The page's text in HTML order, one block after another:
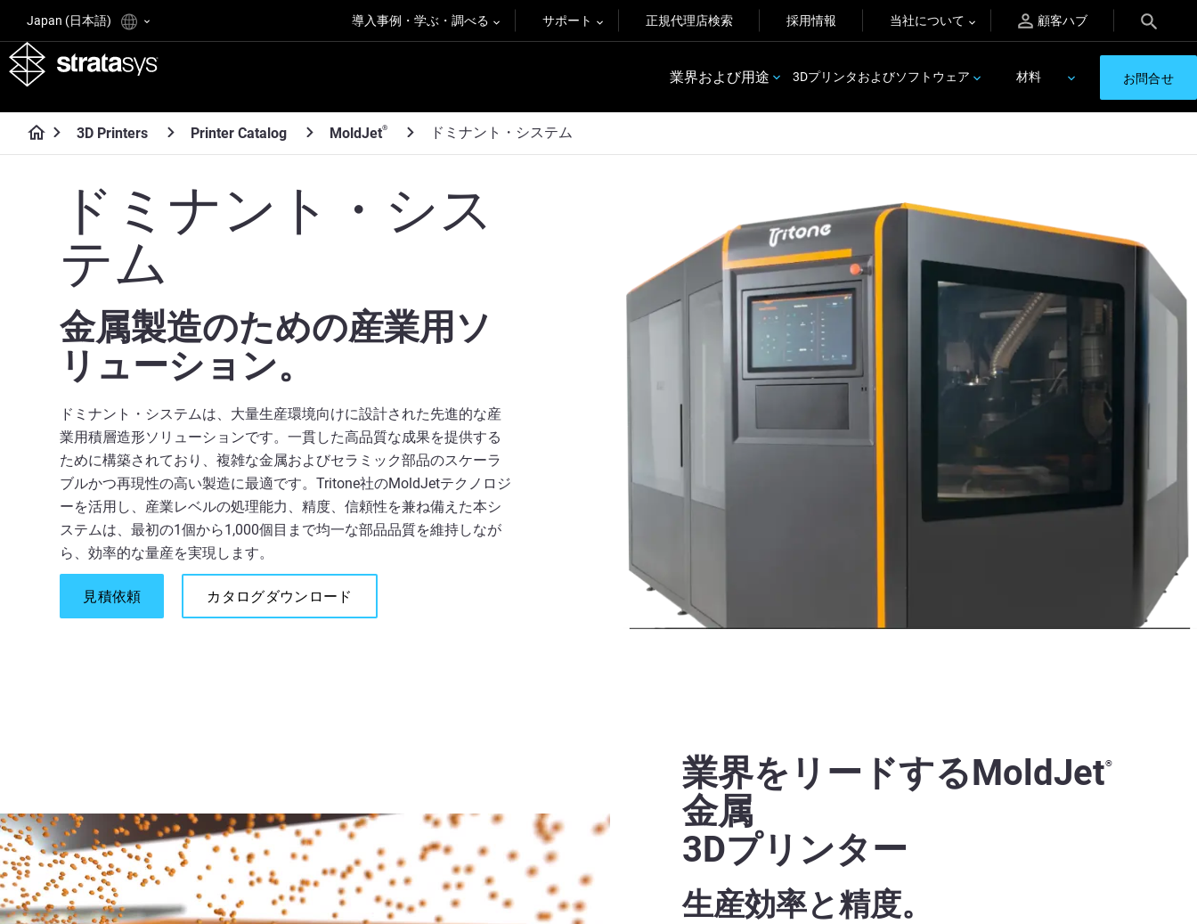
Japan (日本語) 導入事例・学ぶ・調べる サポート 正規代理店検索 採用情報 当社について 顧客ハブ
業界および用途 3Dプリンタおよびソフトウェア 材料 お問合せ
3D Printers Printer Catalog MoldJet® ドミナント・システム
ドミナント・シス
テム
金属製造のための産業用ソ
リューション。
ドミナント・システムは、大量生産環境向けに設計された先進的な産
業用積層造形ソリューションです。一貫した高品質な成果を提供する
ために構築されており、複雑な金属およびセラミック部品のスケーラ
ブルかつ再現性の高い製造に最適です。Tritone社のMoldJetテクノロジ
ーを活用し、産業レベルの処理能力、精度、信頼性を兼ね備えた本シ
ステムは、最初の1個から1,000個目まで均一な部品品質を維持しなが
ら、効率的な量産を実現します。
見積依頼 カタログダウンロード
業界をリードするMoldJet®
金属
3Dプリンター
生産効率と精度。